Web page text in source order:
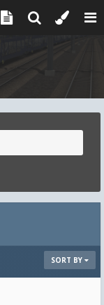
SORT BY